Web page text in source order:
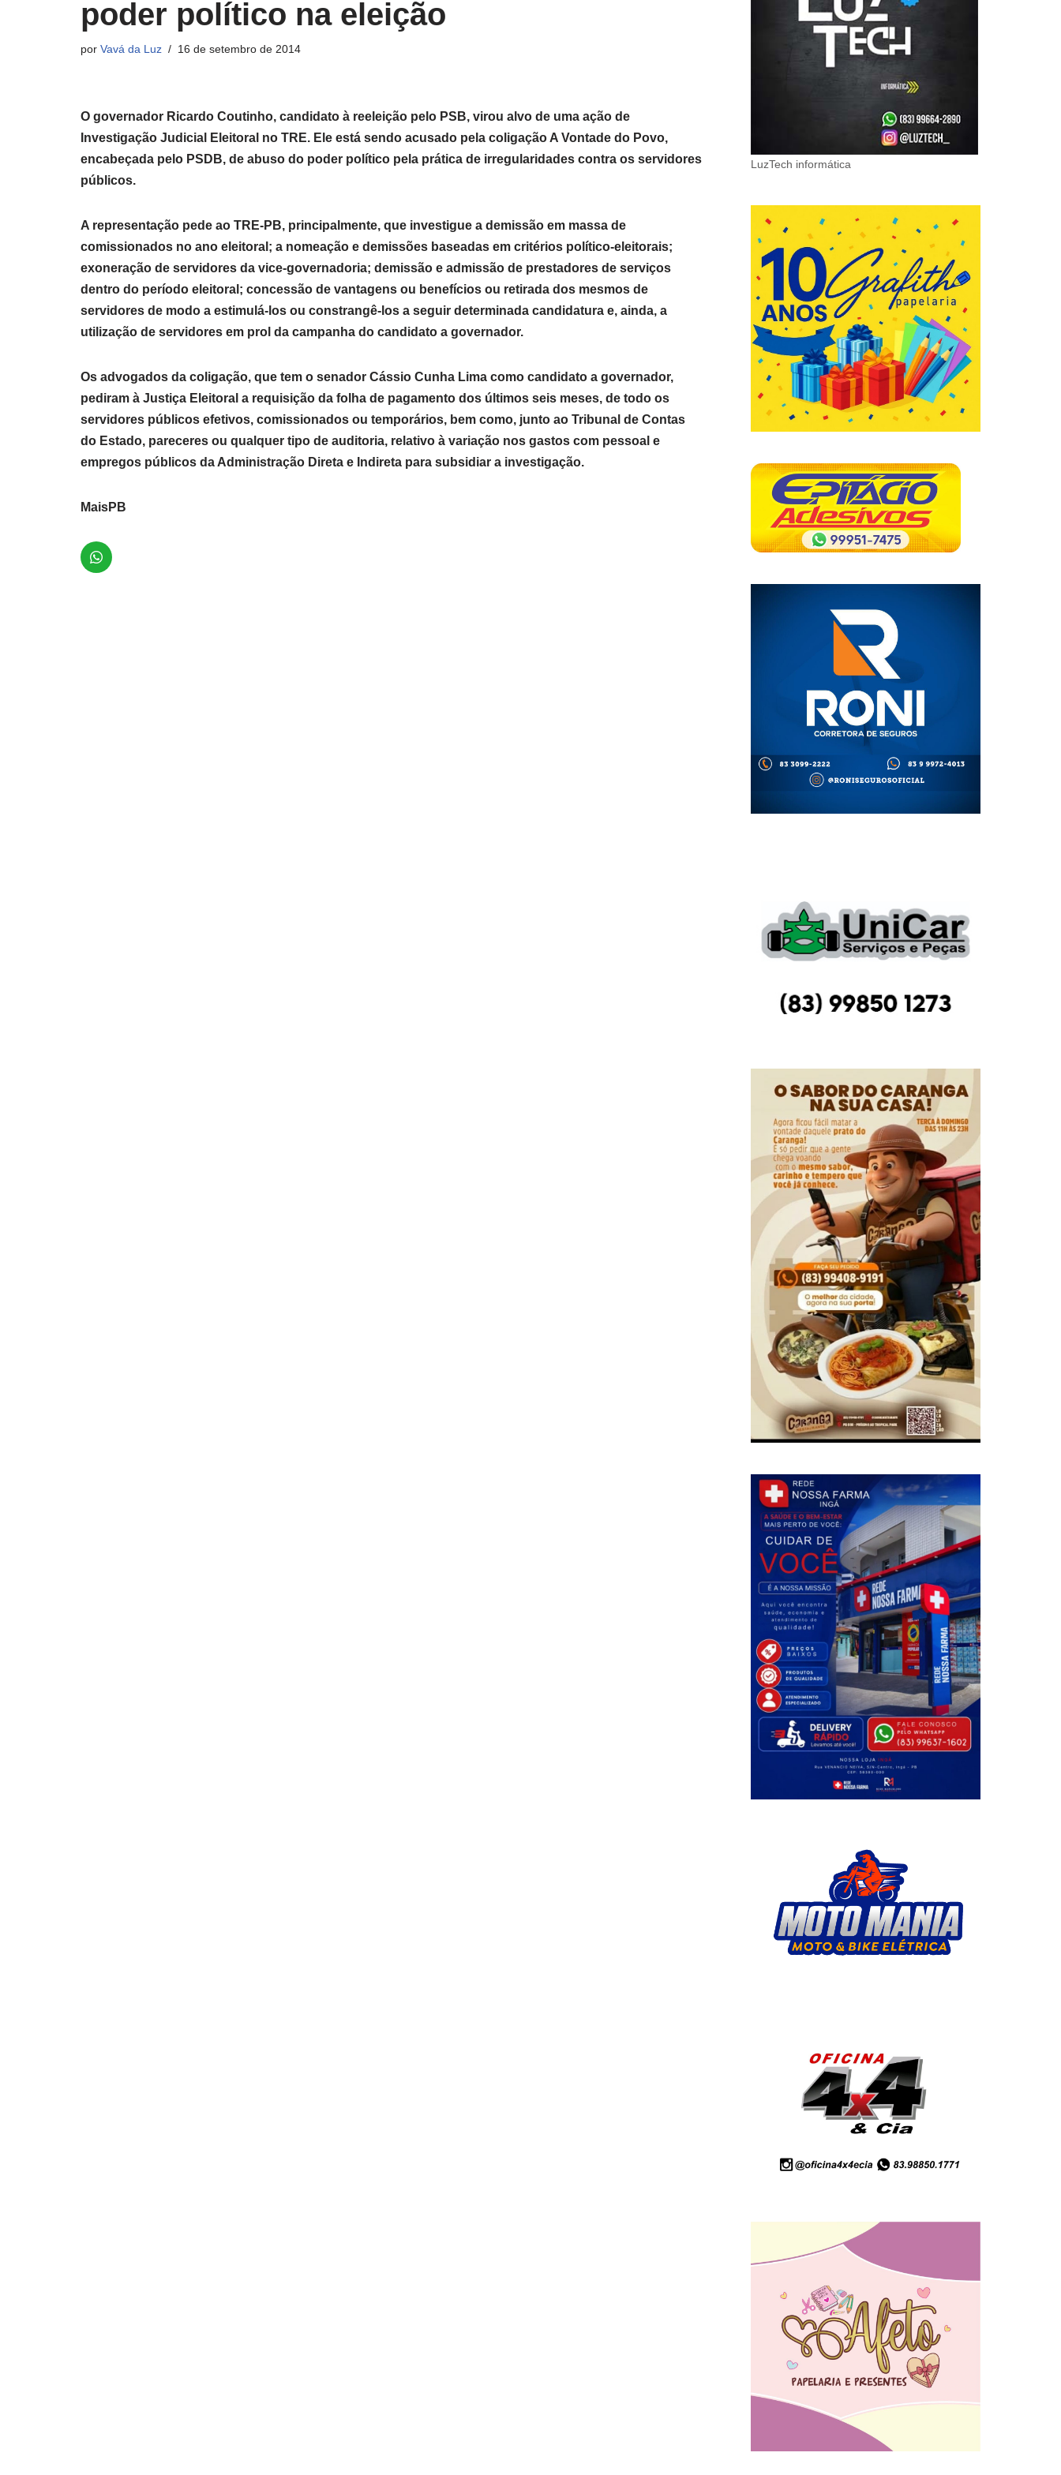
poder político na eleição
por Vavá da Luz 16 de setembro de 2014
O governador Ricardo Coutinho, candidato à reeleição pelo PSB, virou alvo de uma ação de
Investigação Judicial Eleitoral no TRE. Ele está sendo acusado pela coligação A Vontade do Povo,
encabeçada pelo PSDB, de abuso do poder político pela prática de irregularidades contra os servidores
públicos.
A representação pede ao TRE-PB, principalmente, que investigue a demissão em massa de
comissionados no ano eleitoral; a nomeação e demissões baseadas em critérios político-eleitorais;
exoneração de servidores da vice-governadoria; demissão e admissão de prestadores de serviços
dentro do período eleitoral; concessão de vantagens ou benefícios ou retirada dos mesmos de
servidores de modo a estimulá-los ou constrangê-los a seguir determinada candidatura e, ainda, a
utilização de servidores em prol da campanha do candidato a governador.
Os advogados da coligação, que tem o senador Cássio Cunha Lima como candidato a governador,
pediram à Justiça Eleitoral a requisição da folha de pagamento dos últimos seis meses, de todo os
servidores públicos efetivos, comissionados ou temporários, bem como, junto ao Tribunal de Contas
do Estado, pareceres ou qualquer tipo de auditoria, relativo à variação nos gastos com pessoal e
empregos públicos da Administração Direta e Indireta para subsidiar a investigação.
MaisPB
LuzTech informática